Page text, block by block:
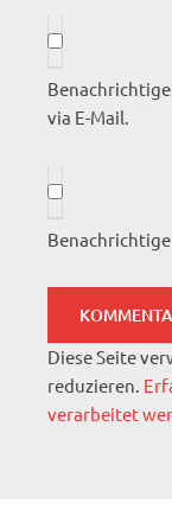
via E-Mail.
Diese Seite
reduzieren.
verarbeitet